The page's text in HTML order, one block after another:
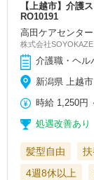
【上越市】介護
RO10191
高田ケアセンタ
株式会社SOYOKAZE
介護職・ヘル
新潟県 上越
時給 1,250円
処遇改善あり
髪型自由
4週8休以上